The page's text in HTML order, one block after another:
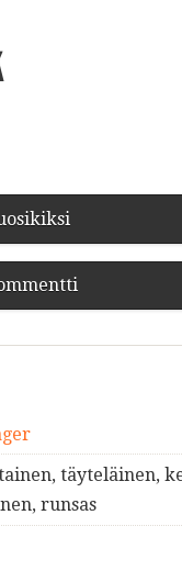
täyteläinen,
runsas